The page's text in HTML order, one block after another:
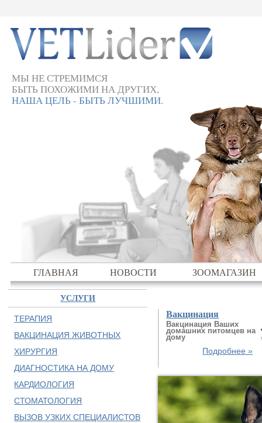
МЫ НЕ СТРЕМИМСЯ
БЫТЬ ПОХОЖИМИ НА ДРУГИХ,
НАША ЦЕЛЬ - БЫТЬ ЛУЧШИМИ.
ГЛАВНАЯ НОВОСТИ ЗООМАГАЗИН
Вакцинация
Вакцинация Ваших
домашних питомцев на
дому
Подробнее »
УСЛУГИ
ТЕРАПИЯ
ВАКЦИНАЦИЯ ЖИВОТНЫХ
ХИРУРГИЯ
ДИАГНОСТИКА НА ДОМУ
КАРДИОЛОГИЯ
СТОМАТОЛОГИЯ
ВЫЗОВ УЗКИХ СПЕЦИАЛИСТОВ